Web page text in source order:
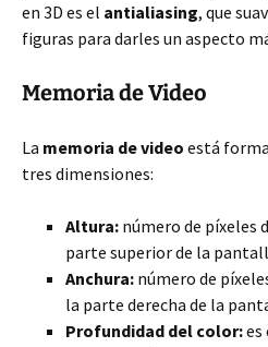
en 3D es el antialiasing, que
figuras para darles un aspecto
Memoria de Video
La memoria de video está
tres dimensiones:
Altura: número de píxeles
parte superior de la
Anchura: número de
la parte derecha de la
Profundidad del color:es